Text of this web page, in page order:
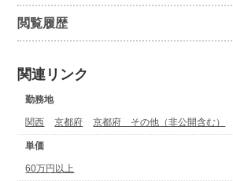
閲覧履歴
関連リンク
勤務地
関西 京都府 京都府 その他（非公開含む）
単価
60万円以上